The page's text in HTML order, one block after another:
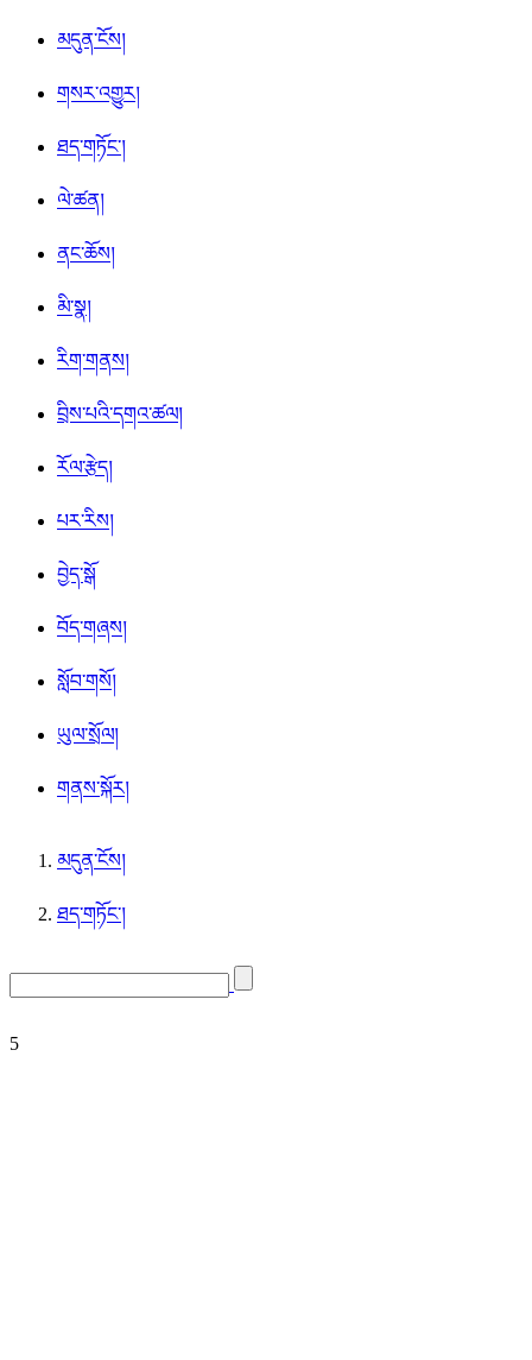
མདུན་ངོས།
གསར་འགྱུར།
ཐད་གཏོང་།
ལེ་ཚན།
ནང་ཆོས།
མི་སྣ།
རིག་གནས།
བྲིས་པའི་དགའ་ཚལ།
རོལ་རྩེད།
པར་རིས།
བྱེད་སྒོ
བོད་གཞས།
སློབ་གསོ།
ཡུལ་སྲོལ།
གནས་སྐོར།
མདུན་ངོས།
ཐད་གཏོང་།
5